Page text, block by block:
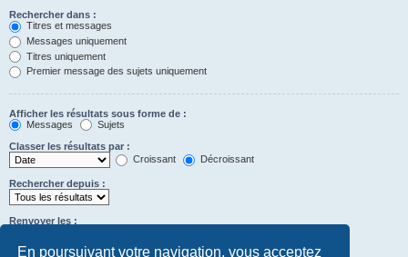
En poursuivant votre navigation, vous acceptez
Rechercher dans :
Titres et messages
Messages uniquement
Titres uniquement
Premier message des sujets uniquement
Afficher les résultats sous forme de :
Messages
Sujets
Classer les résultats par :
Croissant
Décroissant
Rechercher depuis :
Renvoyer les :